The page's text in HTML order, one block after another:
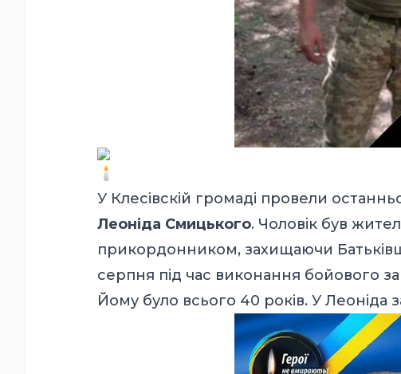
У Клесівскій громаді провели
Леоніда Смицького. Чоловік був
прикордонником, захищаючи
серпня під час виконання бойового
Йому було всього 40 років. У Леоніда